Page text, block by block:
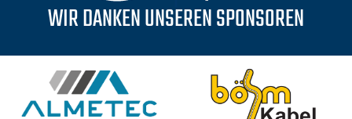
WIR DANKEN UNSEREN SPONSOREN